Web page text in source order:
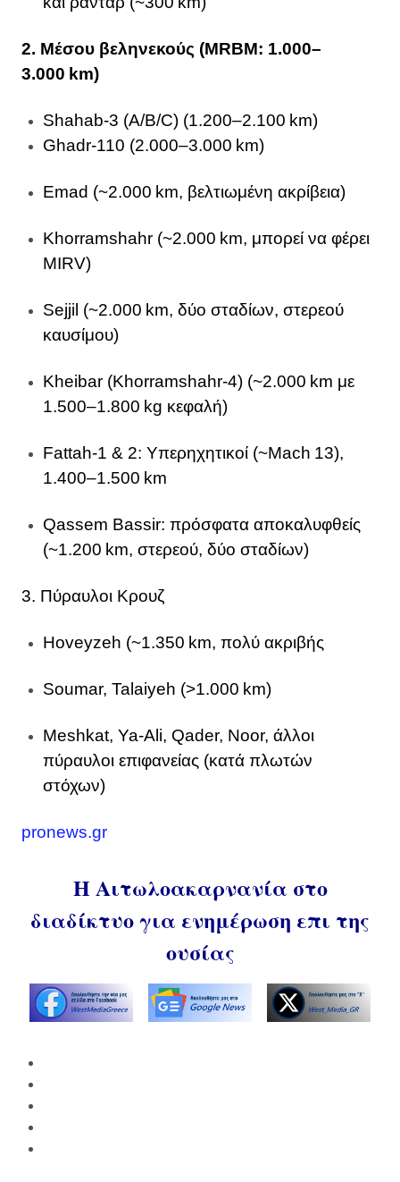
2. Μέσου βεληνεκούς (MRBM: 1.000–
3.000 km)
Shahab‑3 (A/B/C) (1.200–2.100 km)
Ghadr‑110 (2.000–3.000 km)
Emad (~2.000 km, βελτιωμένη ακρίβεια)
Khorramshahr (~2.000 km, μπορεί να φέρει
MIRV)
Sejjil (~2.000 km, δύο σταδίων, στερεού
καυσίμου)
Kheibar (Khorramshahr‑4) (~2.000 km με
1.500–1.800 kg κεφαλή)
Fattah‑1 & 2: Υπερηχητικοί (~Mach 13),
1.400–1.500 km
Qassem Bassir: πρόσφατα αποκαλυφθείς
(~1.200 km, στερεού, δύο σταδίων)
3. Πύραυλοι Κρουζ
Hoveyzeh (~1.350 km, πολύ ακριβής
Soumar, Talaiyeh (>1.000 km)
Meshkat, Ya‑Ali, Qader, Noor, άλλοι
πύραυλοι επιφανείας (κατά πλωτών
στόχων)
pronews.gr
Η Αιτωλοακαρνανία στο
διαδίκτυο για ενημέρωση επι της
ουσίας